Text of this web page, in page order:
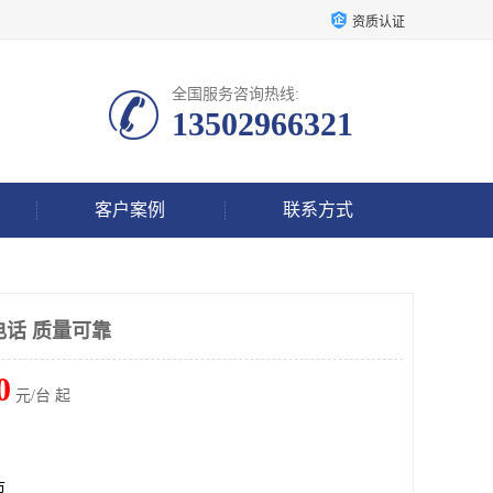
资质认证
全国服务咨询热线:
13502966321
客户案例 联系方式
话 质量可靠
元/台 起